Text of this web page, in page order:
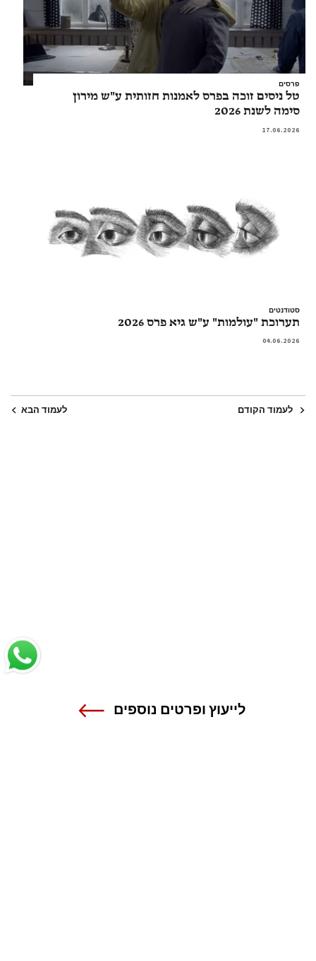
פרסים
טל ניסים זוכה בפרס לאמנות חזותית ע"ש מירון
סימה לשנת 2026
17.06.2026
סטודנטים
תערוכת "עולמות" ע"ש גיא פרס 2026
04.06.2026
לעמוד הקודם לעמוד הבא
לייעוץ ופרטים נוספים